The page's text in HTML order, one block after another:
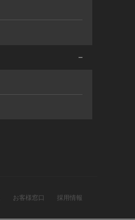
お客様窓口 採用情報